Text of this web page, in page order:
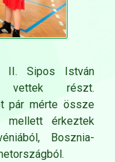
II. Sipos István
vettek részt.
pár mérte össze
mellett érkeztek
Bosznia-